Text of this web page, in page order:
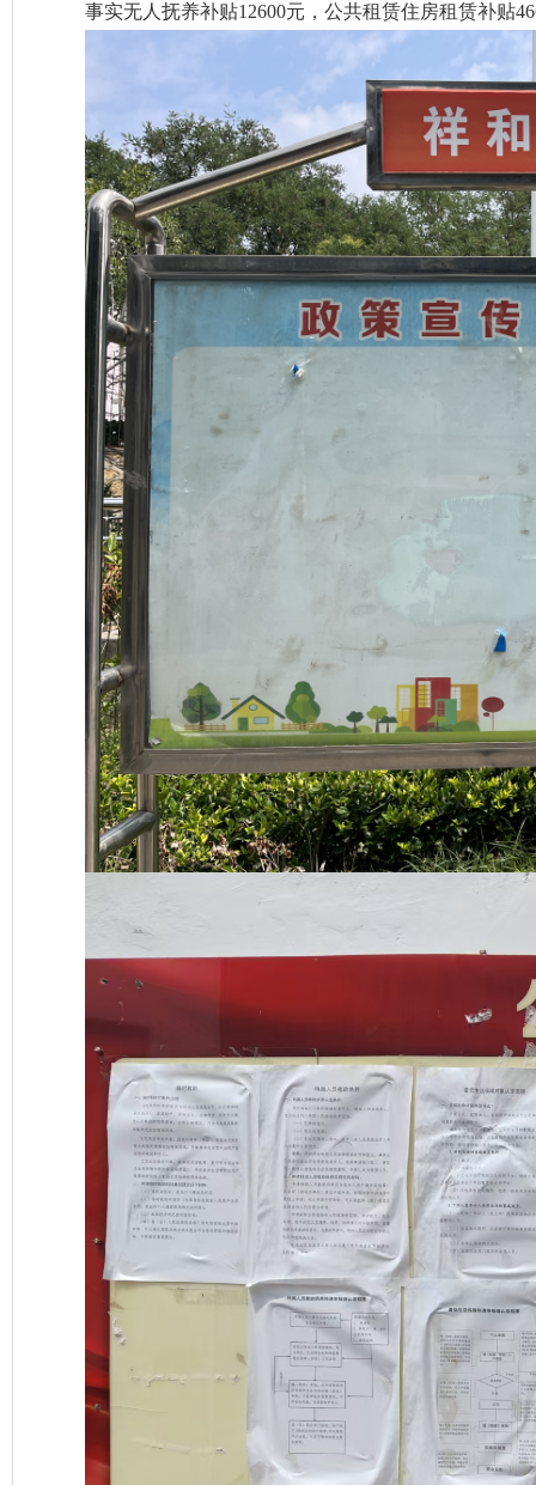
事实无人抚养补贴12600元，公共租赁住房租赁补贴